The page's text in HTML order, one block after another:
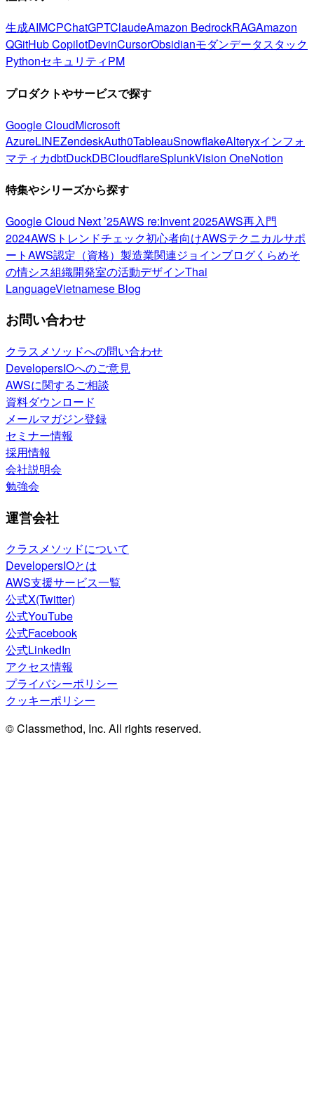
生成AIMCPChatGPTClaudeAmazon BedrockRAGAmazon
QGitHub CopilotDevinCursorObsidianモダンデータスタック
PythonセキュリティPM
プロダクトやサービスで探す
Google CloudMicrosoft
AzureLINEZendeskAuth0TableauSnowflakeAlteryxインフォ
マティカdbtDuckDBCloudflareSplunkVision OneNotion
特集やシリーズから探す
Google Cloud Next ’25AWS re:Invent 2025AWS再入門
2024AWSトレンドチェック初心者向けAWSテクニカルサポ
ートAWS認定（資格） 製造業関連ジョインブログくらめそ
の情シス組織開発室の活動デザインThai
LanguageVietnamese Blog
お問い合わせ
クラスメソッドへの問い合わせ
DevelopersIOへのご意見
AWSに関するご相談
資料ダウンロード
メールマガジン登録
セミナー情報
採用情報
会社説明会
勉強会
運営会社
クラスメソッドについて
DevelopersIOとは
AWS支援サービス一覧
公式X(Twitter)
公式YouTube
公式Facebook
公式LinkedIn
アクセス情報
プライバシーポリシー
クッキーポリシー
© Classmethod, Inc. All rights reserved.